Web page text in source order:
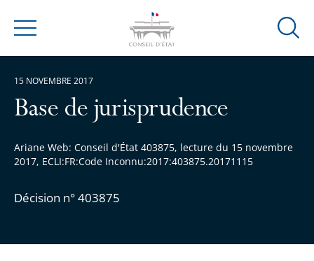
Menu
Ouvrir
Base de jurisprudence
Ariane Web: Conseil d'État 403875, lecture du 15 novembre
2017, ECLI:FR:Code Inconnu:2017:403875.20171115
Décision n° 403875
15 NOVEMBRE 2017